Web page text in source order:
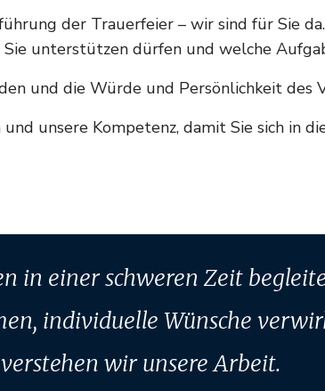
der Trauerfeier – wir sind für Sie da.
unterstützen dürfen und welche
und die Würde und Persönlichkeit des
unsere Kompetenz, damit Sie sich in
in einer schweren Zeit
individuelle Wünsche
wir unsere Arbeit.